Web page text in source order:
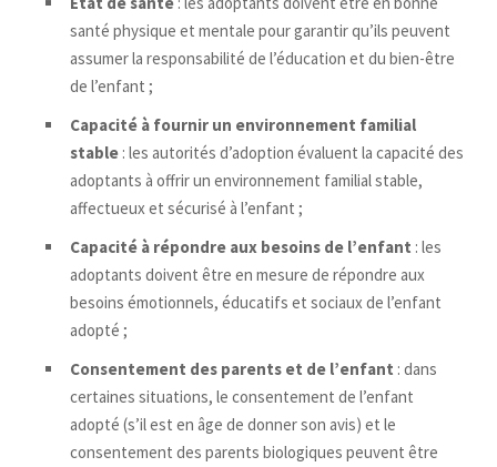
santé physique et mentale pour garantir qu’ils peuvent
assumer la responsabilité de l’éducation et du bien-être
de l’enfant ;
Capacité à fournir un environnement familial
stable : les autorités d’adoption évaluent la capacité des
adoptants à offrir un environnement familial stable,
affectueux et sécurisé à l’enfant ;
Capacité à répondre aux besoins de l’enfant : les
adoptants doivent être en mesure de répondre aux
besoins émotionnels, éducatifs et sociaux de l’enfant
adopté ;
Consentement des parents et de l’enfant : dans
certaines situations, le consentement de l’enfant
adopté (s’il est en âge de donner son avis) et le
consentement des parents biologiques peuvent être